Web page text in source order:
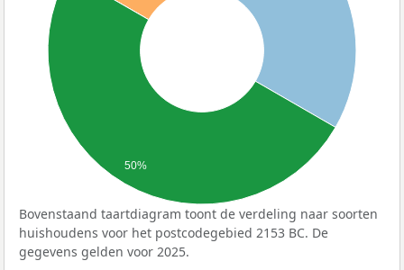
50%
Bovenstaand taartdiagram toont de verdeling naar soorten
huishoudens voor het postcodegebied 2153 BC. De
gegevens gelden voor 2025.